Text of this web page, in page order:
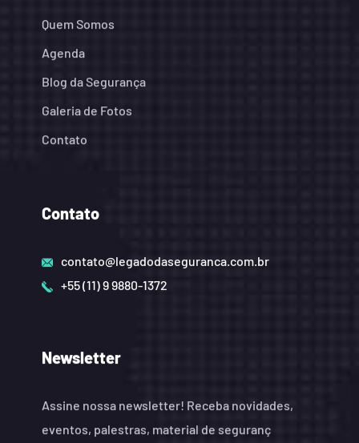
Quem Somos
Agenda
Blog da Segurança
Galeria de Fotos
Contato
Contato
contato@legadodaseguranca.com.br
+55 (11) 9 9880-1372
Newsletter
Assine nossa newsletter! Receba novidades,
eventos, palestras, material de seguranç